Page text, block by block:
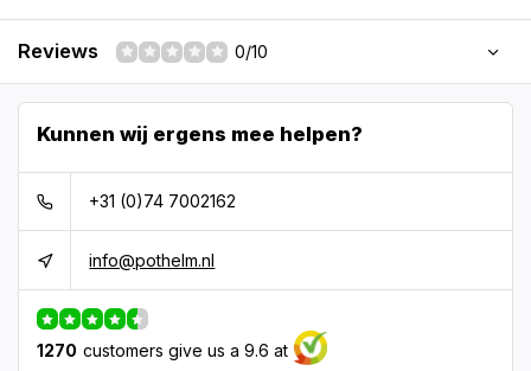
Reviews 0/10
Kunnen wij ergens mee helpen?
+31 (0)74 7002162
info@pothelm.nl
1270 customers give us a 9.6 at